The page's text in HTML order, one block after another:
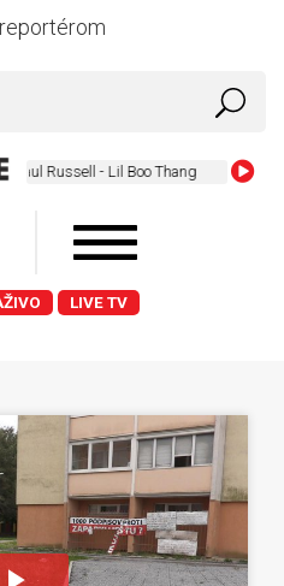
Paul Russell - Lil Boo Thang
LIVE TV